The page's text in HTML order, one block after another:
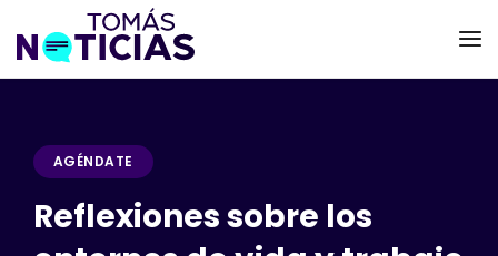
AGÉNDATE
Reflexiones sobre los